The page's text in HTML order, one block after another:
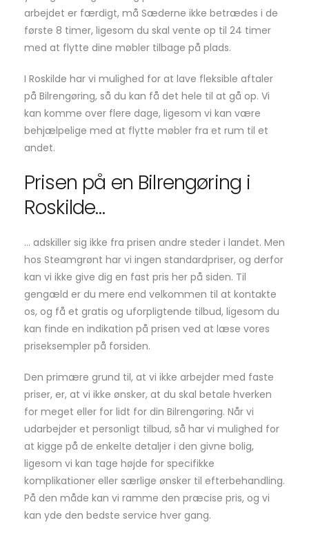
arbejdet er færdigt, må Sæderne ikke betrædes i de
første 8 timer, ligesom du skal vente op til 24 timer
med at flytte dine møbler tilbage på plads.
I Roskilde har vi mulighed for at lave fleksible aftaler
på Bilrengøring, så du kan få det hele til at gå op. Vi
kan komme over flere dage, ligesom vi kan være
behjælpelige med at flytte møbler fra et rum til et
andet.
Prisen på en Bilrengøring i
Roskilde…
… adskiller sig ikke fra prisen andre steder i landet. Men
hos Steamgrønt har vi ingen standardpriser, og derfor
kan vi ikke give dig en fast pris her på siden. Til
gengæld er du mere end velkommen til at kontakte
os, og få et gratis og uforpligtende tilbud, ligesom du
kan finde en indikation på prisen ved at læse vores
priseksempler på forsiden.
Den primære grund til, at vi ikke arbejder med faste
priser, er, at vi ikke ønsker, at du skal betale hverken
for meget eller for lidt for din Bilrengøring. Når vi
udarbejder et personligt tilbud, så har vi mulighed for
at kigge på de enkelte detaljer i den givne bolig,
ligesom vi kan tage højde for specifikke
komplikationer eller særlige ønsker til efterbehandling.
På den måde kan vi ramme den præcise pris, og vi
kan yde den bedste service hver gang.